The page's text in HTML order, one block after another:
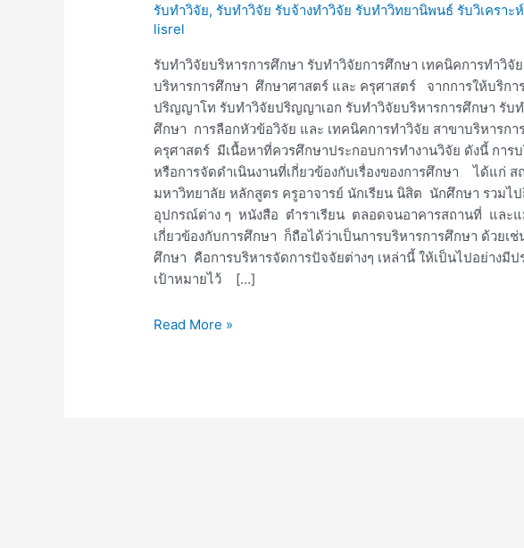
รับทำวิจัย, รับทำวิจัย รับจ้างทำวิจัย รับทำวิทยานิพนธ์ รับวิเครา
lisrel
รับทำวิจัยบริหารการศึกษา รับทำวิจัยการศึกษา เทคนิคการทำวิจั
บริหารการศึกษา ศึกษาศาสตร์ และ ครุศาสตร์ จากการให้บริก
ปริญญาโท รับทำวิจัยปริญญาเอก รับทำวิจัยบริหารการศึกษา รับ
ศึกษา การลือกหัวข้อวิจัย และ เทคนิคการทำวิจัย สาขาบริหารก
ครุศาสตร์ มีเนื้อหาที่ควรศึกษาประกอบการทำงานวิจัย ดังนี้ การ
หรือการจัดดําเนินงานที่เกี่ยวข้องกับเรื่องของการศึกษา ได้แก่ ส
มหาวิทยาลัย หลักสูตร ครูอาจารย์ นักเรียน นิสิต นักศึกษา รวมไ
อุปกรณ์ต่าง ๆ หนังสือ ตําราเรียน ตลอดจนอาคารสถานที่ และแ
เกี่ยวข้องกับการศึกษา ก็ถือได้ว่าเป็นการบริหารการศึกษา ด้วยเ
ศึกษา คือการบริหารจัดการปัจจัยต่างๆ เหล่านี้ ให้เป็นไปอย่างมี
เป้าหมายไว้ […]
บริหาร
การ
วิจัย
การ
ศึกษา
ศึกษา
ศาสตร์
ครุศาสตร์
Read More »